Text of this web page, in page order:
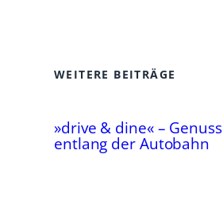
WEITERE BEITRÄGE
»drive & dine« – Genuss
entlang der Autobahn